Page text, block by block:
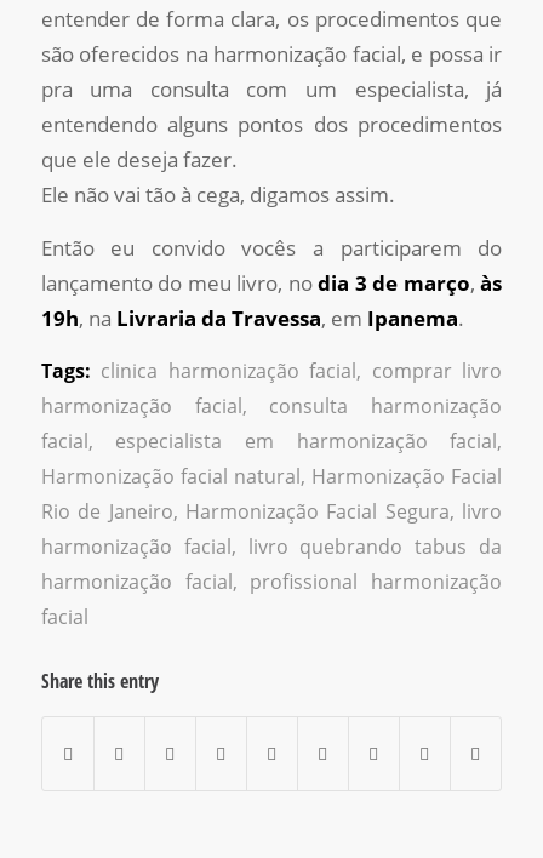
entender de forma clara, os procedimentos que
são oferecidos na harmonização facial, e possa ir
pra uma consulta com um especialista, já
entendendo alguns pontos dos procedimentos
que ele deseja fazer.
Ele não vai tão à cega, digamos assim.
Então eu convido vocês a participarem do
lançamento do meu livro, nodia 3 de março,às
19h, na Livraria da Travessa, em Ipanema.
Tags: clinica harmonização facial, comprar livro
harmonização facial, consulta harmonização
facial, especialista em harmonização facial,
Harmonização facial natural, Harmonização Facial
Rio de Janeiro, Harmonização Facial Segura, livro
harmonização facial, livro quebrando tabus da
harmonização facial, profissional harmonização
facial
Share this entry